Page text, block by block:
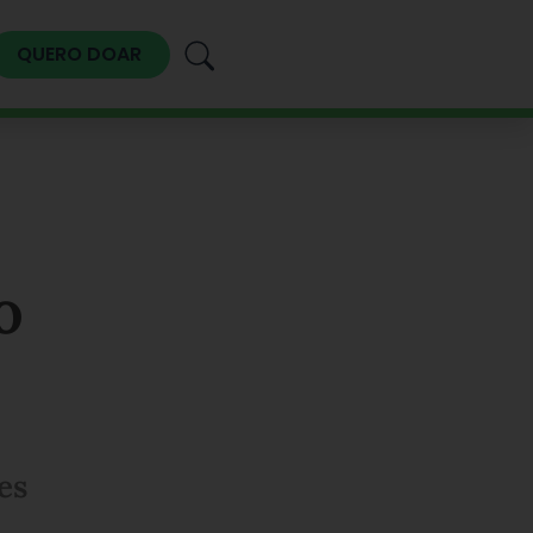
QUERO DOAR